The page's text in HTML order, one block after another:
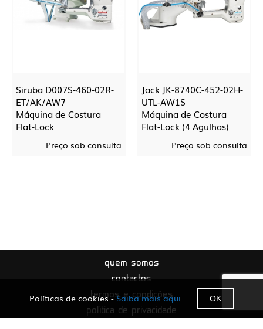
Siruba D007S-460-02R-
ET/AK/AW7
Máquina de Costura
Flat-Lock
Preço sob consulta
Jack JK-8740C-452-02H-
UTL-AW1S
Máquina de Costura
Flat-Lock (4 Agulhas)
Preço sob consulta
quem somos
contactos
termos e condições
política de privacidade
Políticas de cookies -Saiba mais aqui OK